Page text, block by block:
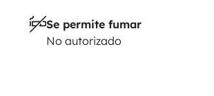
Se permite fumar
No autorizado